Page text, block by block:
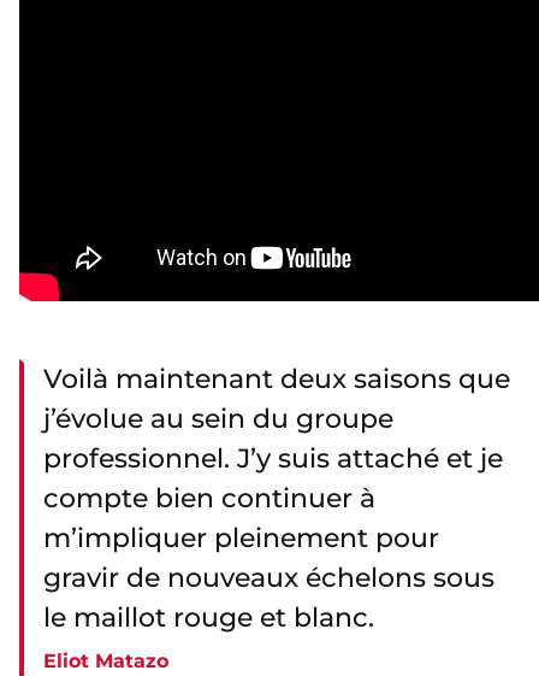
Voilà maintenant deux saisons que
j’évolue au sein du groupe
professionnel. J’y suis attaché et je
compte bien continuer à
m’impliquer pleinement pour
gravir de nouveaux échelons sous
le maillot rouge et blanc.
Eliot Matazo